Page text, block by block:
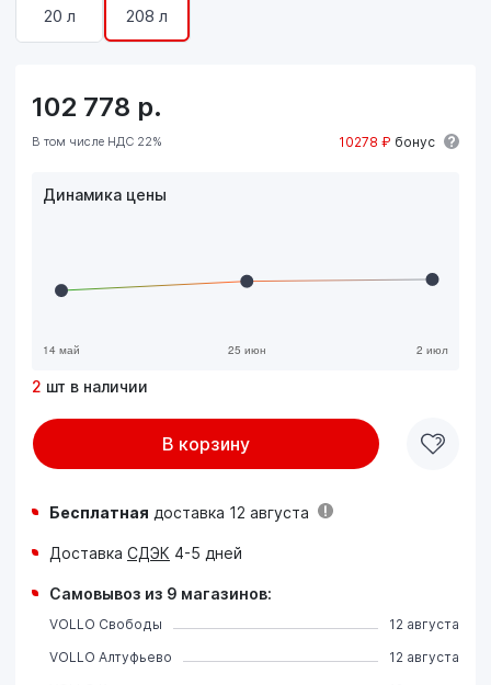
20 л 208 л
102 778 р.
В том числе НДС 22% 10278 ₽ бонус
Динамика цены
2 шт в наличии
В корзину
Бесплатная доставка 12 августа
Доставка СДЭК 4-5 дней
Самовывоз из 9 магазинов:
VOLLO Свободы
12 августа
VOLLO Алтуфьево
12 августа